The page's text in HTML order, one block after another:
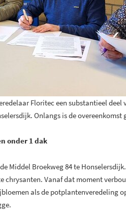
Floritec een substantieel
Onlangs is de overeenkomst
onder 1 dak
Middel Broekweg 84 te
chrysanten. Vanaf dat moment
als de potplantenveredeling